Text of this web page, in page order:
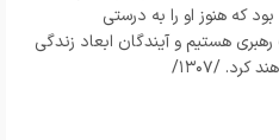
که هنوز او را به درستی
هستیم و آیندگان ابعاد زندگی
/۱۳۰۷/